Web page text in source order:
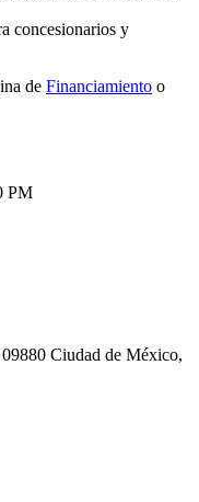
concesionarios y
de Financiamiento o
PM
Ciudad de México,